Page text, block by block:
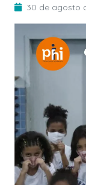
30 de agosto